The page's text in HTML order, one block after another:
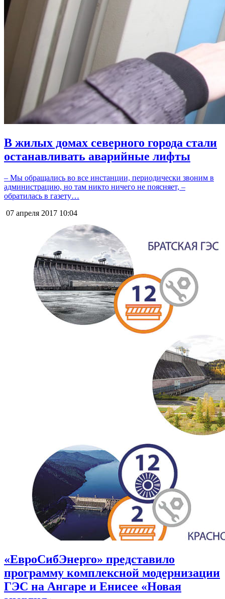
В жилых домах северного города стали
останавливать аварийные лифты
– Мы обращались во все инстанции, периодически звоним в
администрацию, но там никто ничего не поясняет, –
обратилась в газету…
07 апреля 2017 10:04
«ЕвроСибЭнерго» представило
программу комплексной модернизации
ГЭС на Ангаре и Енисее «Новая